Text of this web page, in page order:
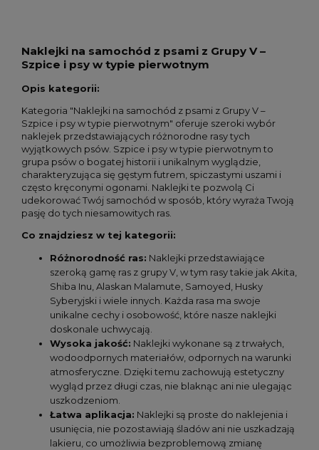
Naklejki na samochód z psami z Grupy V –
Szpice i psy w typie pierwotnym
Opis kategorii:
Kategoria "Naklejki na samochód z psami z Grupy V –
Szpice i psy w typie pierwotnym" oferuje szeroki wybór
naklejek przedstawiających różnorodne rasy tych
wyjątkowych psów. Szpice i psy w typie pierwotnym to
grupa psów o bogatej historii i unikalnym wyglądzie,
charakteryzująca się gęstym futrem, spiczastymi uszami i
często kręconymi ogonami. Naklejki te pozwolą Ci
udekorować Twój samochód w sposób, który wyraża Twoją
pasję do tych niesamowitych ras.
Co znajdziesz w tej kategorii:
Różnorodność ras: Naklejki przedstawiające
szeroką gamę ras z grupy V, w tym rasy takie jak Akita,
Shiba Inu, Alaskan Malamute, Samoyed, Husky
Syberyjski i wiele innych. Każda rasa ma swoje
unikalne cechy i osobowość, które nasze naklejki
doskonale uchwycają.
Wysoka jakość: Naklejki wykonane są z trwałych,
wodoodpornych materiałów, odpornych na warunki
atmosferyczne. Dzięki temu zachowują estetyczny
wygląd przez długi czas, nie blaknąc ani nie ulegając
uszkodzeniom.
Łatwa aplikacja: Naklejki są proste do naklejenia i
usunięcia, nie pozostawiają śladów ani nie uszkadzają
lakieru, co umożliwia bezproblemową zmianę